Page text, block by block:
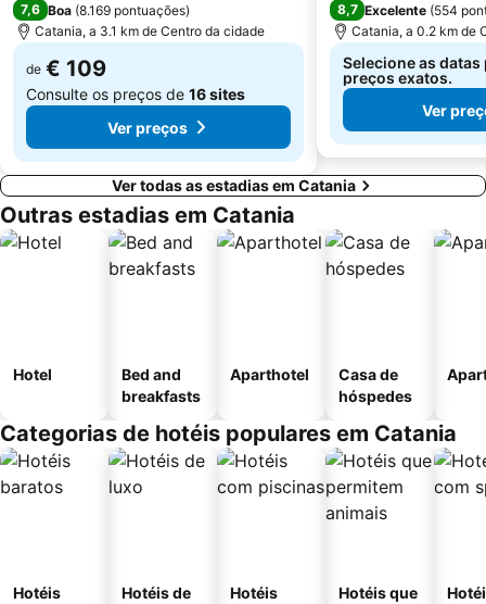
7,6 Boa (8.169 pontuações)
Catania, a 3.1 km de Centro da cidade
de € 109
Consulte os preços de 16 sites
Ver preços
8,7 Excelente (554
Catania, a 0.2 km de
Selecione as datas
preços exatos.
Ver
Ver todas as estadias em Catania
Outras estadias em Catania
Hotel
Bed and
breakfasts
Aparthotel
Casa de
hóspedes
Categorias de hotéis populares em Catania
Hotéis
Hotéis de
Hotéis
Hotéis que